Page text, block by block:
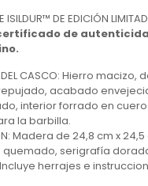
ISILDUR™ DE EDICIÓN
de
DEL CASCO: Hierro macizo,
acabado
interior forrado en
la barbilla.
Madera de 24,8 cm x 24,5
serigrafía
herrajes e